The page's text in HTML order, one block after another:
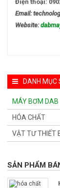
Điện thoại:
Email:
Website:
DANH MỤC
MÁY BƠM DAB
HÓA CHẤT
VẬT TƯ THIẾT
SẢN PHẨM